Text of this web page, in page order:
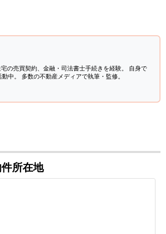
の売買契約、金融・司法書士手続きを経験。 自身で
中。 多数の不動産メディアで執筆・監修。
所在地